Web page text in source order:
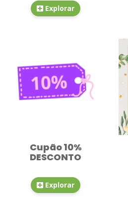
Explorar
Cupão 10%
DESCONTO
Explorar